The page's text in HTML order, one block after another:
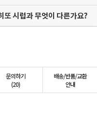
시럽과 무엇이 다른가요?
문의하기
(20)
배송/반품/교환
안내